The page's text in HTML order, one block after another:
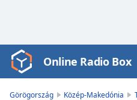
Video
Player
Online Radio Box
Görögország Közép-Makedónia